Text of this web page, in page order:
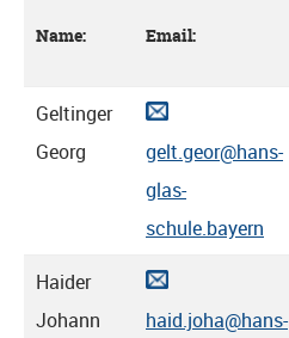
Name: Email:
Geltinger
Georg
gelt.geor@hans-
glas-
schule.bayern
Haider
Johann
haid.joha@hans-